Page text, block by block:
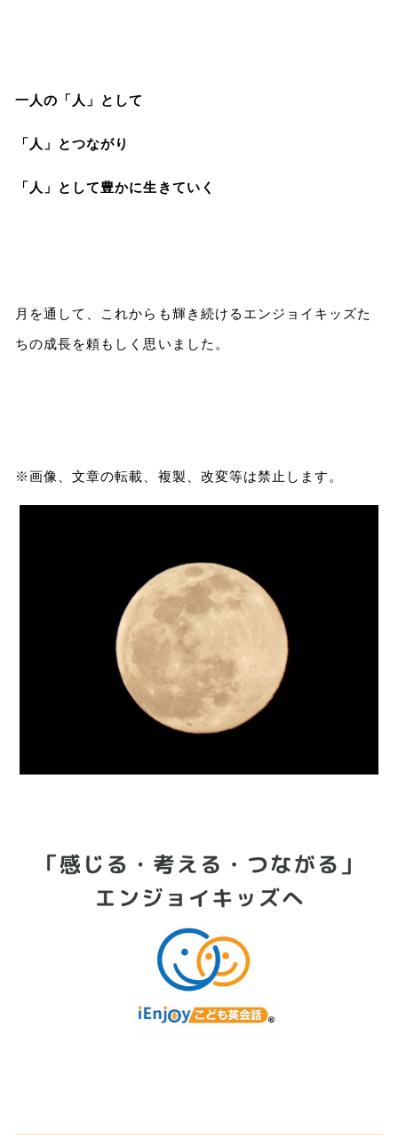
一人の「人」として
「人」とつながり
「人」として豊かに生きていく
月を通して、これからも輝き続けるエンジョイキッズた
ちの成長を頼もしく思いました。
※画像、文章の転載、複製、改変等は禁止します。